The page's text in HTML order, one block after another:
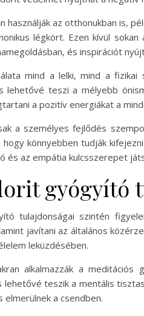
használják az otthonukban is,
légkört. Ezen kívül
és inspirációt
mind a lelki, mind a
lehetővé teszi a mélyebb
a pozitív energiákat a
a személyes fejlődés
hogy könnyebben tudják
és az empátia kulcsszerepet
gyógyító
tulajdonságai szintén
javítani az általános
leküzdésében.
alkalmazzák a
lehetővé teszik a mentális
elmerülnek a csendben.